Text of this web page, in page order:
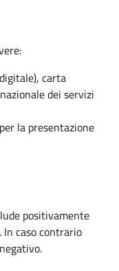
carta
dei servizi
la presentazione
positivamente
In caso contrario